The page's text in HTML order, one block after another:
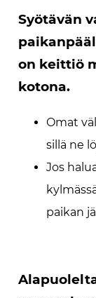
Syötävän
on keittiö
kotona.
Omat
sillä ne
Jos
paikan